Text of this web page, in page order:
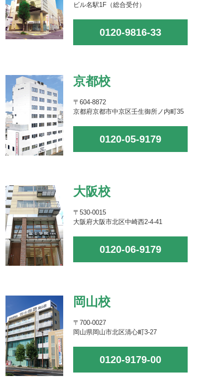
ビル名駅1F（総合受付）
0120-9816-33
京都校
〒604-8872
京都府京都市中京区壬生御所ノ内町35
0120-05-9179
大阪校
〒530-0015
大阪府大阪市北区中崎西2-4-41
0120-06-9179
岡山校
〒700-0027
岡山県岡山市北区清心町3-27
0120-9179-00